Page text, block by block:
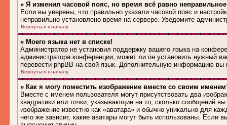
» Я изменил часовой пояс, но время всё равно
Если вы уверены, что правильно указали часовой пояс и
неправильно установлено время на сервере. Уведомите
Вернуться к началу
» Моего языка нет в списке!
Администратор не установил поддержку вашего языка на
администратора конференции, может ли он установить нужный
перевести phpBB на свой язык. Дополнительную информацию вы
Вернуться к началу
» Как я могу поместить изображение вместе со своим
Вместе с именем пользователя могут присутствовать два
квадратики или точки, указывающие на то, сколько сообщений
изображение известно как «аватара» и обычно уникально для
него же зависит, какие аватары могут быть использованы. Если